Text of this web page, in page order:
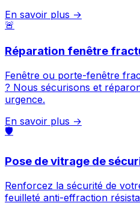
En savoir plus →
🚨
Réparation fenêtre
Fenêtre ou porte-fenêtre
? Nous sécurisons et
urgence.
En savoir plus →
🛡️
Pose de vitrage de
Renforcez la sécurité de
feuilleté anti-effraction